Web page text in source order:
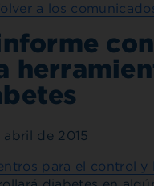
a los
abril de 2015
para el control y